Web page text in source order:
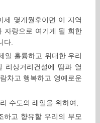
제 몇개월후이면 이 지역
자랑으로 여기게 될 희한
다.
일 훌륭하고 위대한 우리
리상거리건설에 땀과 열
차고 행복하고 영예로운
수도의 래일을 위하여,
하고 향유할 우리의 부모